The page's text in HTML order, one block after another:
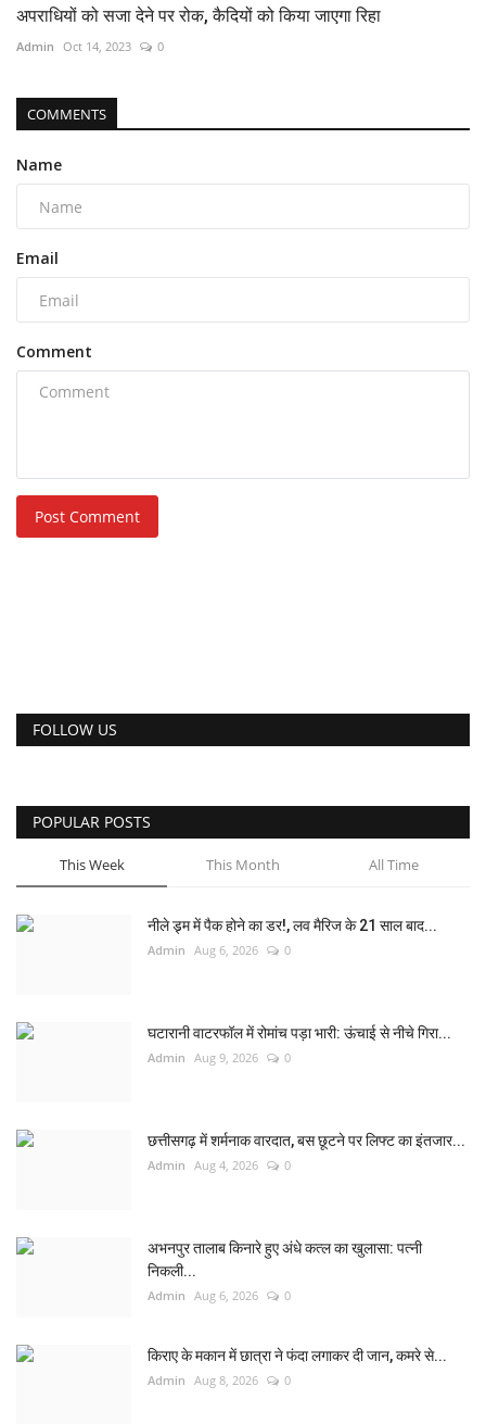
अपराधियों को सजा देने पर रोक, कैदियों को किया जाएगा रिहा
Admin Oct 14, 2023 0
COMMENTS
Name
Email
Comment
Post Comment
FOLLOW US
POPULAR POSTS
This Week This Month All Time
नीले ड्र्म में पैक होने का डर!, लव मैरिज के 21 साल बाद...
Admin Aug 6, 2026 0
घटारानी वाटरफॉल में रोमांच पड़ा भारी: ऊंचाई से नीचे गिरा...
Admin Aug 9, 2026 0
छत्तीसगढ़ में शर्मनाक वारदात, बस छूटने पर लिफ्ट का इंतजार...
Admin Aug 4, 2026 0
अभनपुर तालाब किनारे हुए अंधे कत्ल का खुलासा: पत्नी
निकली...
Admin Aug 6, 2026 0
किराए के मकान में छात्रा ने फंदा लगाकर दी जान, कमरे से...
Admin Aug 8, 2026 0